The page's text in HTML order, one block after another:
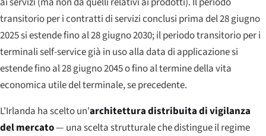
transitorio per i contratti di servizi conclusi prima del 28 giugno
2025 si estende fino al 28 giugno 2030; il periodo transitorio per i
terminali self-service già in uso alla data di applicazione si
estende fino al 28 giugno 2045 o fino al termine della vita
economica utile del terminale, se precedente.
L'Irlanda ha scelto un'architettura distribuita di vigilanza
del mercato— una scelta strutturale che distingue il regime